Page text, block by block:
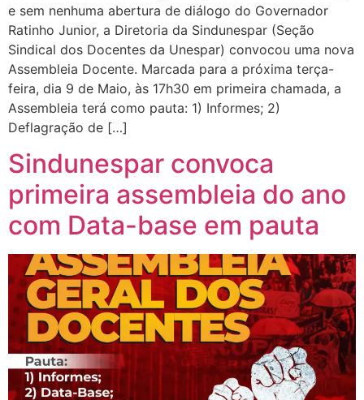
e sem nenhuma abertura de diálogo do Governador
Ratinho Junior, a Diretoria da Sindunespar (Seção
Sindical dos Docentes da Unespar) convocou uma nova
Assembleia Docente. Marcada para a próxima terça-
feira, dia 9 de Maio, às 17h30 em primeira chamada, a
Assembleia terá como pauta: 1) Informes; 2)
Deflagração de […]
Sindunespar convoca
primeira assembleia do ano
com Data-base em pauta